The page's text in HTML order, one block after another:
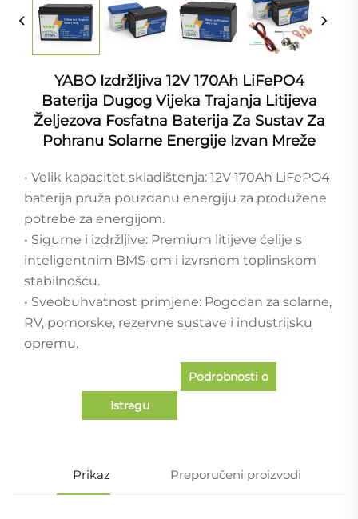
YABO Izdržljiva 12V 170Ah LiFePO4
Baterija Dugog Vijeka Trajanja Litijeva
Željezova Fosfatna Baterija Za Sustav Za
Pohranu Solarne Energije Izvan Mreže
• Velik kapacitet skladištenja: 12V 170Ah LiFePO4
baterija pruža pouzdanu energiju za produžene
potrebe za energijom.
• Sigurne i izdržljive: Premium litijeve ćelije s
inteligentnim BMS-om i izvrsnom toplinskom
stabilnošću.
• Sveobuhvatnost primjene: Pogodan za solarne,
RV, pomorske, rezervne sustave i industrijsku
opremu.
Istragu
Podrobnosti o
Prikaz Preporučeni proizvodi